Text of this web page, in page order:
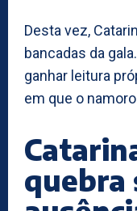
Desta vez,
bancadas da
ganhar leitura
em que o
quebra